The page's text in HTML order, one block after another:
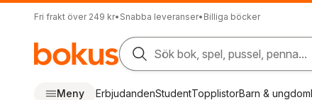
Fri frakt över 249 kr• Snabba leveranser• Billiga böcker
Sök bok, spel, pussel, penna...
Meny ErbjudandenStudentTopplistorBarn & ungdom